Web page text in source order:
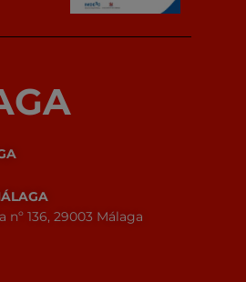
nº 136, 29003 Málaga